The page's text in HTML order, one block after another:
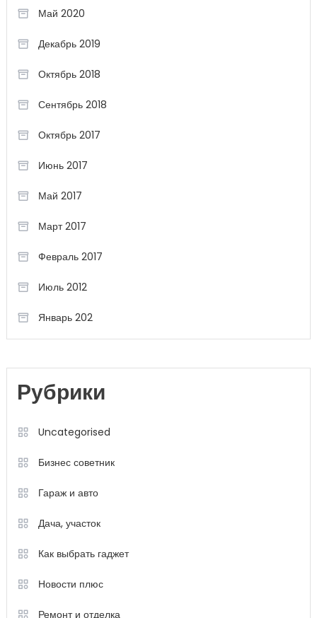
Май 2020
Декабрь 2019
Октябрь 2018
Сентябрь 2018
Октябрь 2017
Июнь 2017
Май 2017
Март 2017
Февраль 2017
Июль 2012
Январь 202
Рубрики
Uncategorised
Бизнес советник
Гараж и авто
Дача, участок
Как выбрать гаджет
Новости плюс
Ремонт и отделка